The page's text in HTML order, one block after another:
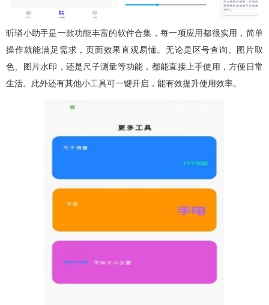
昕璘小助手是一款功能丰富的软件合集，每一项应用都很实用，简单
操作就能满足需求，页面效果直观易懂。无论是区号查询、图片取
色、图片水印，还是尺子测量等功能，都能直接上手使用，方便日常
生活。此外还有其他小工具可一键开启，能有效提升使用效率。